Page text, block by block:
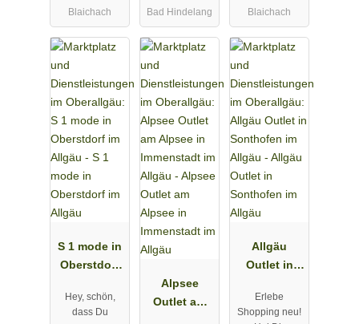
Blaichach
Bad Hindelang
Blaichach
S 1 mode in
Oberstdorf
Hey, schön,
dass Du
Alpsee
Outlet am
Allgäu
Outlet in
im Allgäu
Erlebe
Shopping neu!